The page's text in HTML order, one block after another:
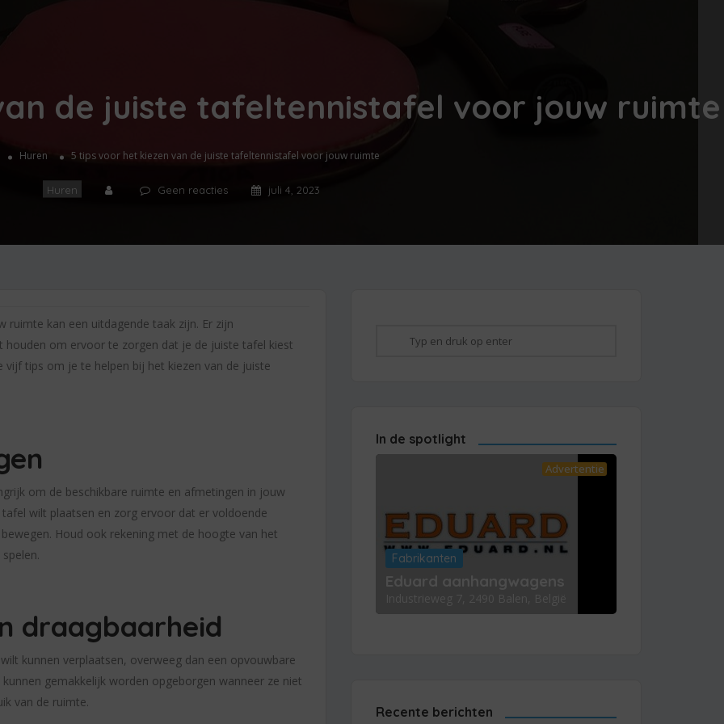
de juiste tafeltennistafel voor jouw ruimte
Huren 5 tips voor het kiezen van de juiste tafeltennistafel voor jouw ruimte
Huren Geen reacties juli 4, 2023
kan een uitdagende taak zijn. Er zijn
om ervoor te zorgen dat je de juiste tafel kiest
tips om je te helpen bij het kiezen van de juiste
om de beschikbare ruimte en afmetingen in jouw
wilt plaatsen en zorg ervoor dat er voldoende
Houd ook rekening met de hoogte van het
draagbaarheid
kunnen verplaatsen, overweeg dan een opvouwbare
gemakkelijk worden opgeborgen wanneer ze niet
van de ruimte.
In de spotlight
Advertentie
Fabrikanten
Recente berichten